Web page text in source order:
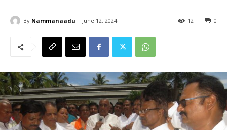
By Nammanaadu June 12, 2024 0
12